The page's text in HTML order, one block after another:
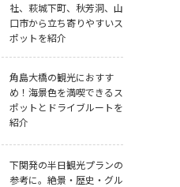
社、萩城下町、秋芳洞、山
口市から立ち寄りやすいス
ポットを紹介
角島大橋の観光におすす
め！海景色を満喫できるス
ポットとドライブルートを
紹介
下関発の半日観光プランの
参考に。絶景・歴史・グル